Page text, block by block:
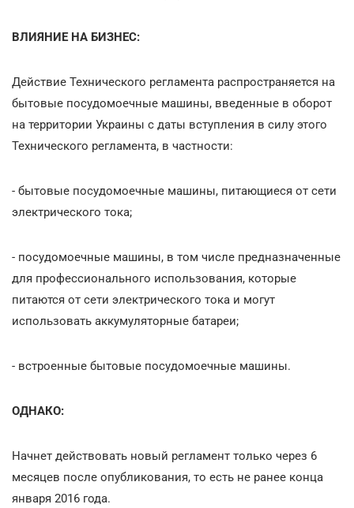
ВЛИЯНИЕ НА БИЗНЕС:
Действие Технического регламента распространяется на
бытовые посудомоечные машины, введенные в оборот
на территории Украины с даты вступления в силу этого
Технического регламента, в частности:
- бытовые посудомоечные машины, питающиеся от сети
электрического тока;
- посудомоечные машины, в том числе предназначенные
для профессионального использования, которые
питаются от сети электрического тока и могут
использовать аккумуляторные батареи;
- встроенные бытовые посудомоечные машины.
ОДНАКО:
Начнет действовать новый регламент только через 6
месяцев после опубликования, то есть не ранее конца
января 2016 года.